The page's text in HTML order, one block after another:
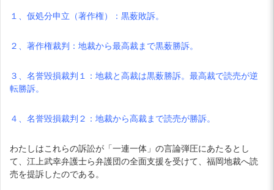
１、仮処分申立（著作権）：黒薮敗訴。
２、著作権裁判：地裁から最高裁まで黒薮勝訴。
３、名誉毀損裁判１：地裁と高裁は黒薮勝訴。最高裁で読売が逆
転勝訴。
４、名誉毀損裁判２：地裁から高裁まで読売が勝訴。
わたしはこれらの訴訟が「一連一体」の言論弾圧にあたるとし
て、江上武幸弁護士ら弁護団の全面支援を受けて、福岡地裁へ読
売を提訴したのである。